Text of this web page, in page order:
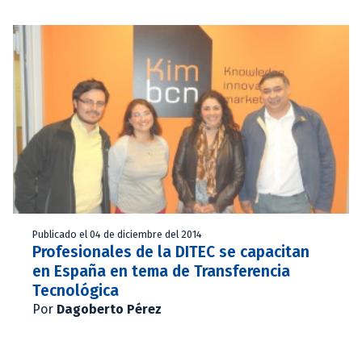
Publicado el 04 de diciembre del 2014
Profesionales de la DITEC se capacitan
en España en tema de Transferencia
Tecnológica
Por Dagoberto Pérez